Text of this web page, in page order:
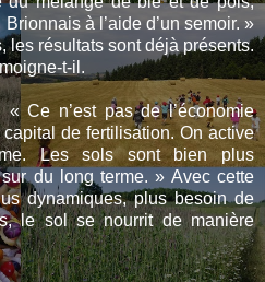
à l’aide d’un semoir. »
les résultats sont déjà présents.
t-il.
Ce n’est pas de l’économie
de fertilisation. On active
Les sols sont bien plus
du long terme. » Avec cette
dynamiques, plus besoin de
le sol se nourrit de manière